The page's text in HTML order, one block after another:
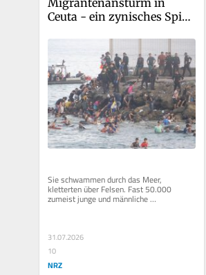
Ceuta - ein zynisches Spiel
Sie schwammen durch das Meer,
kletterten über Felsen. Fast 50.000
zumeist junge und männliche
marokkanische Migranten sollen in den
31.07.2026
10
NRZ